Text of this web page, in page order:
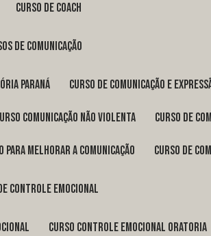
curso de coach
de comunicação
Paraná curso de comunicação e
curso comunicação não violenta curso de
para melhorar a comunicação curso de
controle emocional
curso controle emocional oratoria